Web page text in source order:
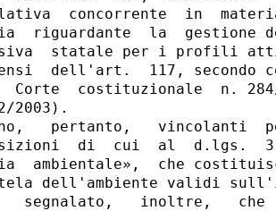
concorrente  in
riguardante  la
statale per i profili
dell'art.  117, secondo
Corte  costituzionale  n.
2003).
pertanto,   vincolanti
di  cui  al  d.lgs.  3
ambientale»,  che
dell'ambiente validi
segnalato,   inoltre,   che